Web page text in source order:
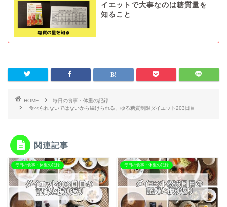
イエットで大事なのは糖質量を
知ること
HOME
毎日の食事・体重の記録
食べられないではないから続けられる、ゆる糖質制限ダイエット203日目
関連記事
毎日の食事・体重の記録 毎日の食事・体重の記録